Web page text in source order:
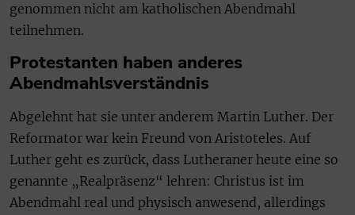
genommen nicht am katholischen Abendmahl
teilnehmen.
Protestanten haben anderes
Abendmahlsverständnis
Abgelehnt hat sie unter anderem Martin Luther. Der
Reformator war kein Freund von Aristoteles. Auf
Luther geht es zurück, dass Lutheraner heute eine so
genannte „Realpräsenz“ lehren: Christus ist im
Abendmahl real und physisch anwesend, allerdings